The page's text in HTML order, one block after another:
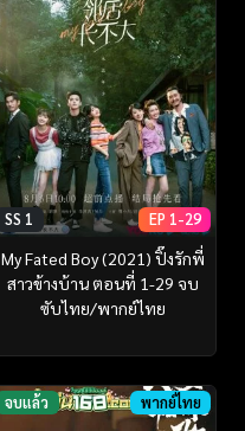
SS 1 EP 1-29
My Fated Boy (2021) ปิ๊งรักพี่
สาวข้างบ้าน ตอนที่ 1-29 จบ
ซับไทย/พากย์ไทย
จบแล้ว พากย์ไทย